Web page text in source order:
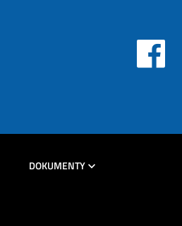
DOKUMENTY